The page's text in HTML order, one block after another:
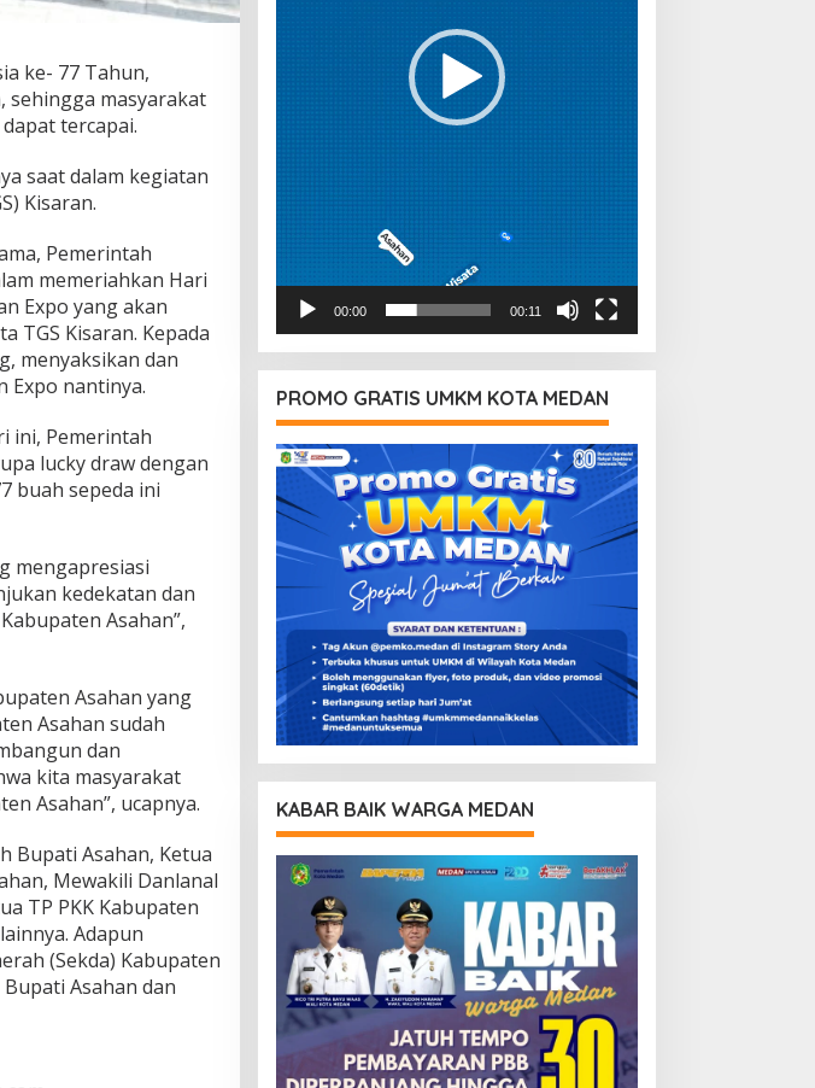
ke- 77 Tahun,
sehingga masyarakat
tercapai.
saat dalam kegiatan
Kisaran.
Pemerintah
memeriahkan Hari
Expo yang akan
TGS Kisaran. Kepada
menyaksikan dan
Expo nantinya.
ini, Pemerintah
lucky draw dengan
buah sepeda ini
mengapresiasi
kedekatan dan
Asahan”,
Asahan yang
Asahan sudah
dan
kita masyarakat
Asahan”, ucapnya.
Bupati Asahan, Ketua
Mewakili Danlanal
TP PKK Kabupaten
Adapun
(Sekda) Kabupaten
Asahan dan
00:00 00:11
PROMO GRATIS UMKM KOTA MEDAN
KABAR BAIK WARGA MEDAN